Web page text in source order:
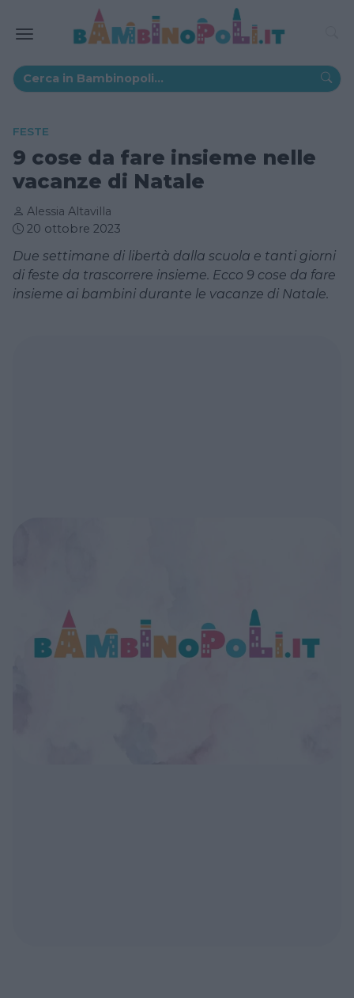
FESTE
9 cose da fare insieme nelle
vacanze di Natale
Alessia Altavilla
20 ottobre 2023
Due settimane di libertà dalla scuola e tanti giorni
di feste da trascorrere insieme. Ecco 9 cose da fare
insieme ai bambini durante le vacanze di Natale.